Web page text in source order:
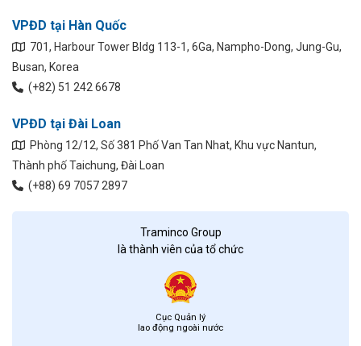
VPĐD tại Hàn Quốc
701, Harbour Tower Bldg 113-1, 6Ga, Nampho-Dong, Jung-Gu,
Busan, Korea
(+82) 51 242 6678
VPĐD tại Đài Loan
Phòng 12/12, Số 381 Phố Van Tan Nhat, Khu vực Nantun,
Thành phố Taichung, Đài Loan
(+88) 69 7057 2897
Traminco Group
là thành viên của tổ chức
Cục Quản lý
lao động ngoài nước